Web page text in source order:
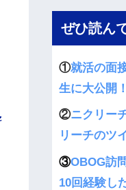
ぜひ読ん
①就活の面
生に大公開！
②ニクリー
リーチのツ
③OBOG訪
10回経験し